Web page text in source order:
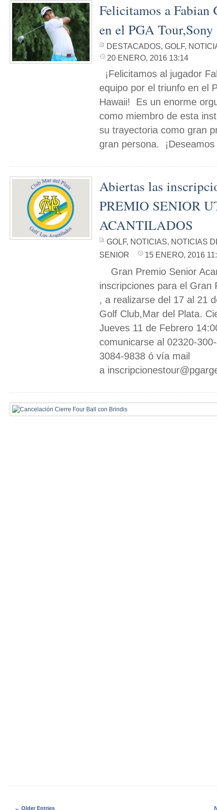
Felicitamos a
en el PGA
DESTACADOS, GOLF,
20 ENERO, 2016 13:14
¡Felicitamos al jugador
equipo por el triunfo en el
Hawaii! Es un enorme
como miembro de esta
su trayectoria como gran
gran persona.
Abiertas las
PREMIO SENIOR
ACANTILADOS
GOLF, NOTICIAS, NOTICIAS
SENIOR
15 ENERO, 2016
Gran Premio Senior
inscripciones para el Gran
, a realizarse del 17 al 21
Golf Club,Mar del Plata.
Jueves 11 de Febrero
comunicarse al 02320-
3084-9838 ó vía mail
a
← Older Entries